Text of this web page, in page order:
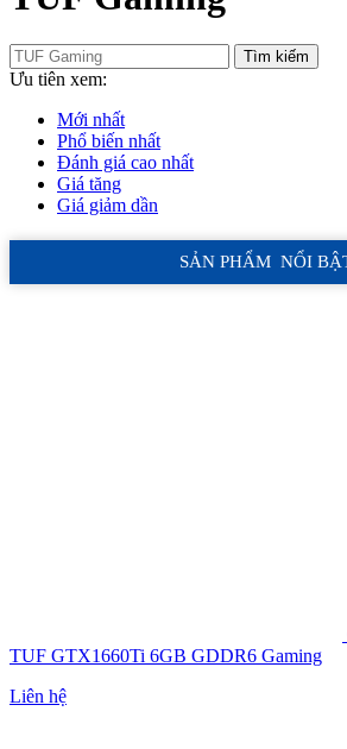
Tìm kiếm
Ưu tiên xem:
Mới nhất
Phổ biến nhất
Đánh giá cao nhất
Giá tăng
Giá giảm dần
SẢN PHẨM NỔI
TUF GTX1660Ti 6GB GDDR6 Gaming
Liên hệ